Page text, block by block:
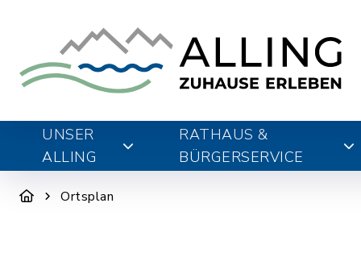
UNSER
ALLING
RATHAUS &
BÜRGERSERVICE
Ortsplan